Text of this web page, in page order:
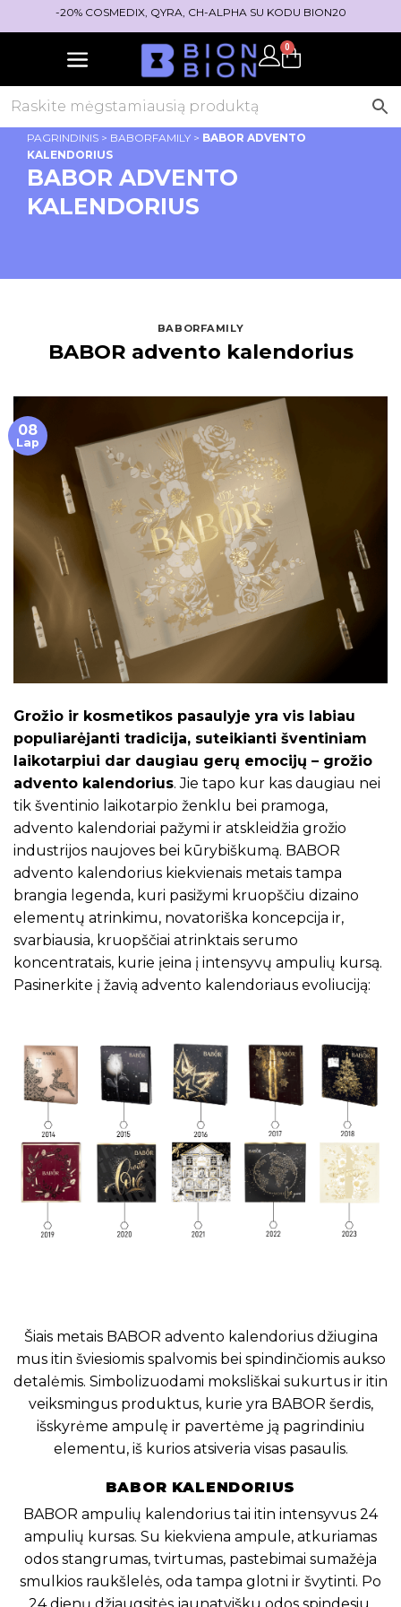
-20% COSMEDIX, QYRA, CH-ALPHA SU KODU BION20
0
PAGRINDINIS > BABORFAMILY > BABOR ADVENTO
KALENDORIUS
BABOR ADVENTO
KALENDORIUS
BABORFAMILY
BABOR advento kalendorius
08
Lap
Grožio ir kosmetikos pasaulyje yra vis labiau
populiarėjanti tradicija, suteikianti šventiniam
laikotarpiui dar daugiau gerų emocijų – grožio
advento kalendorius. Jie tapo kur kas daugiau nei
tik šventinio laikotarpio ženklu bei pramoga,
advento kalendoriai pažymi ir atskleidžia grožio
industrijos naujoves bei kūrybiškumą. BABOR
advento kalendorius kiekvienais metais tampa
brangia legenda, kuri pasižymi kruopščiu dizaino
elementų atrinkimu, novatoriška koncepcija ir,
svarbiausia, kruopščiai atrinktais serumo
koncentratais, kurie įeina į intensyvų ampulių kursą.
Pasinerkite į žavią advento kalendoriaus evoliuciją:
Šiais metais BABOR advento kalendorius džiugina
mus itin šviesiomis spalvomis bei spindinčiomis aukso
detalėmis. Simbolizuodami moksliškai sukurtus ir itin
veiksmingus produktus, kurie yra BABOR šerdis,
išskyrėme ampulę ir pavertėme ją pagrindiniu
elementu, iš kurios atsiveria visas pasaulis.
BABOR KALENDORIUS
BABOR ampulių kalendorius tai itin intensyvus 24
ampulių kursas. Su kiekviena ampule, atkuriamas
odos stangrumas, tvirtumas, pastebimai sumažėja
smulkios raukšlelės, oda tampa glotni ir švytinti. Po